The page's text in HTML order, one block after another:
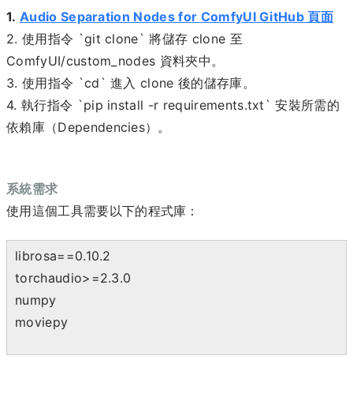
1. Audio Separation Nodes for ComfyUI GitHub 頁面
2. 使用指令 `git clone` 將儲存 clone 至
ComfyUI/custom_nodes 資料夾中。
3. 使用指令 `cd` 進入 clone 後的儲存庫。
4. 執行指令 `pip install -r requirements.txt` 安裝所需的
依賴庫（Dependencies）。
系統需求
使用這個工具需要以下的程式庫：
librosa==0.10.2
torchaudio>=2.3.0
numpy
moviepy